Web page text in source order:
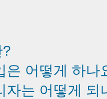
은 어떻게 하나
자는 어떻게 되